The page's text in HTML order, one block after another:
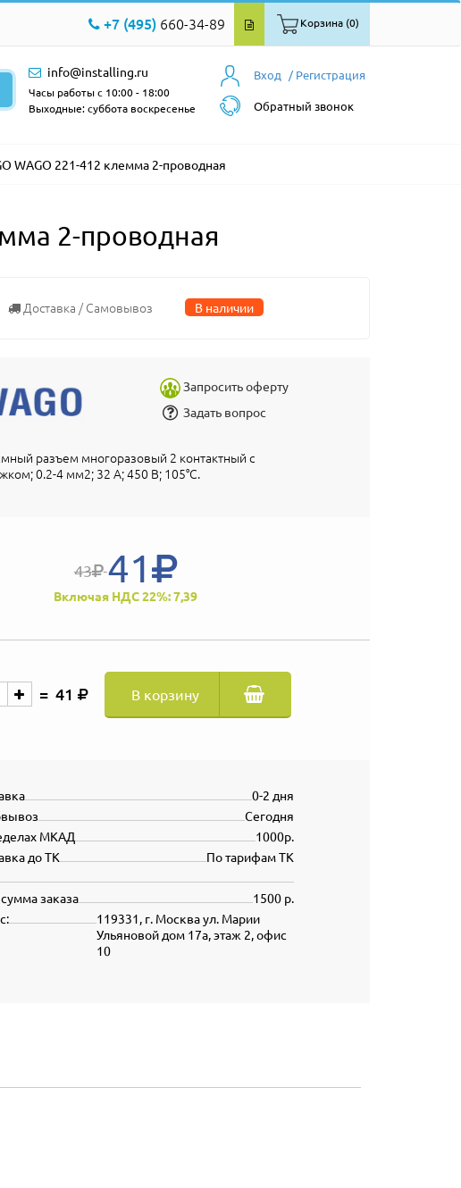
+7 (495) 660-34-89 Корзина (0)
Вход / Регистрация
Обратный звонок
info@installing.ru
Часы работы с 10:00 - 18:00
Выходные: суббота воскресенье
WAGO 221-412 клемма 2-проводная
2-проводная
Доставка / Самовывоз В наличии
Запросить оферту
Задать вопрос
разъем многоразовый 2 контактный с
0.2-4 мм2; 32 А; 450 В; 105°C.
43 41
Включая НДС 22%: 7,39
41 В корзину
0-2 дня
Сегодня
1000р.
МКАД
По тарифам ТК
до ТК
1500 р.
заказа
119331, г. Москва ул. Марии
Ульяновой дом 17а, этаж 2, офис
10